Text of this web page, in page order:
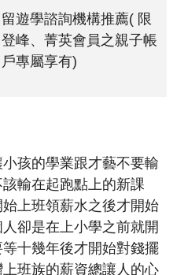
留遊學諮詢機構推薦( 限
登峰、菁英會員之親子帳
戶專屬享有)
孩的學業跟才藝不要輸
輸在起跑點上的新課
上班領薪水之後才開始
卻是在上小學之前就開
十幾年後才開始對錢擺
班族的薪資總讓人的心